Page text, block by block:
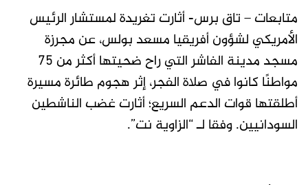
متابعات – تاق برس- أثارت تغريدة لمستشار الرئيس
الأمريكي لشؤون أفريقيا مسعد بولس، عن مجرزة
مسجد مدينة الفاشر التي راح ضحيتها أكثر من 75
مواطنًا كانوا في صلاة الفجر، إثر هجوم طائرة مسيرة
أطلقتها قوات الدعم السريع؛ أثارت غضب الناشطين
السودانيين. وفقا لـ “الزاوية نت”.